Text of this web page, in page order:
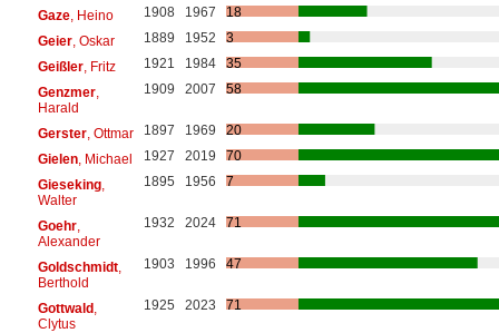
Gaze, Heino 1908 1967
18
Geier, Oskar 1889 1952
3
Geißler, Fritz 1921 1984
35
Genzmer,
Harald
1909 2007 58
Gerster, Ottmar 1897 1969
20
Gielen, Michael 1927 2019
70
Gieseking,
Walter
1895 1956 7
Goehr,
Alexander
1932 2024 71
Goldschmidt,
Berthold
1903 1996 47
Gottwald,
Clytus
1925 2023 71